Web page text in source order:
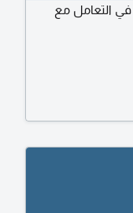
التعامل مع